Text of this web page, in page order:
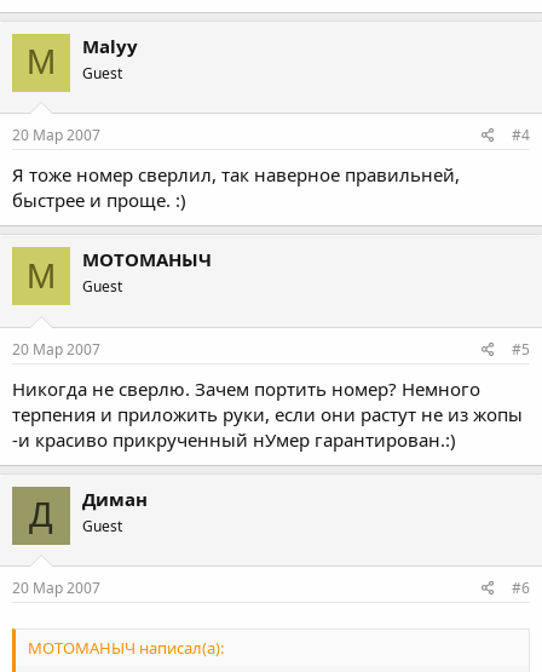
M Malyy
Guest
20 Мар 2007 #4
Я тоже номер сверлил, так наверное правильней,
быстрее и проще. :)
М МОТОМАНЫЧ
Guest
20 Мар 2007 #5
Никогда не сверлю. Зачем портить номер? Немного
терпения и приложить руки, если они растут не из жопы
-и красиво прикрученный нУмер гарантирован.:)
Д Диман
Guest
20 Мар 2007 #6
МОТОМАНЫЧ написал(а):